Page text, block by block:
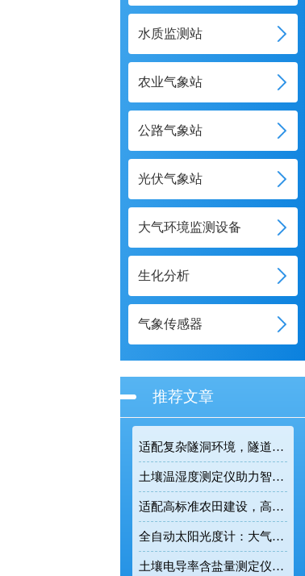
水质监测站
农业气象站
公路气象站
光伏气象站
大气环境监测设备
生化分析
气象传感器
推荐文章
适配复杂隧洞环境，隧道气体检测仪守护基建施工安全
土壤温湿度测定仪助力智慧农业，实现土壤环境精细化管控
适配高标准农田建设，高标准农田气象监测系统助力粮食稳产增收
全自动太阳光度计：大气环境观测工作中的专业智能监测设备
土壤电导率含盐量测定仪：科学改良盐碱地的田间检测利器